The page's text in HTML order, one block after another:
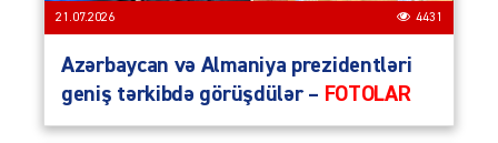
21.07.2026 4431
Azərbaycan və Almaniya prezidentləri
geniş tərkibdə görüşdülər – FOTOLAR